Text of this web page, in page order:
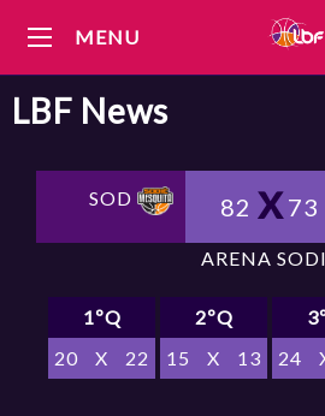
MENU
LBF News
SOD 82 73
ARENA
1ºQ
20
X 22
2ºQ
15
X 13
24